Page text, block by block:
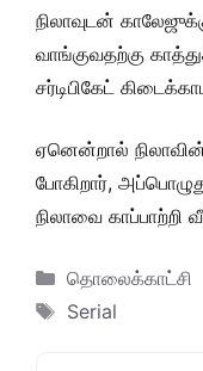
நிலாவுடன்
வாங்குவதற்கு
சர்டிபிகேட்
ஏனென்றால்
போகிறார்,
நிலாவை காப்பாற்றி
Categories
தொலைக்காட்சி
Tags
Serial